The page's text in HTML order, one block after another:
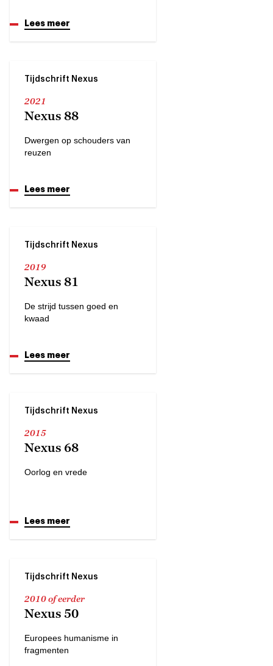
Lees meer
Tijdschrift Nexus
2021
Nexus 88
Dwergen op schouders van
reuzen
Lees meer
Tijdschrift Nexus
2019
Nexus 81
De strijd tussen goed en
kwaad
Lees meer
Tijdschrift Nexus
2015
Nexus 68
Oorlog en vrede
Lees meer
Tijdschrift Nexus
2010 of eerder
Nexus 50
Europees humanisme in
fragmenten